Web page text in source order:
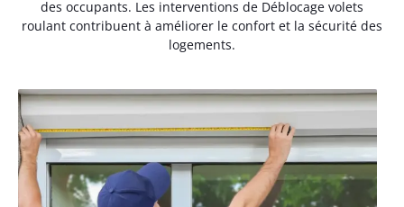
des occupants. Les interventions de Déblocage volets
roulant contribuent à améliorer le confort et la sécurité des
logements.